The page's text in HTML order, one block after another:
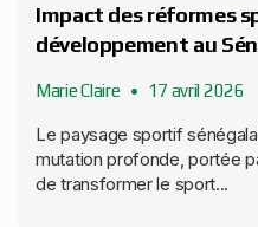
Impact des réformes
développement au
Marie Claire 17 avril 2026
Le paysage sportif
mutation profonde, portée
de transformer le sport...